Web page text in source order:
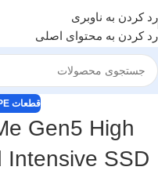
رد کردن به ناوبری
رد کردن به محتوای اصلی
قطعات HPE
Gen5 High
Intensive SSD